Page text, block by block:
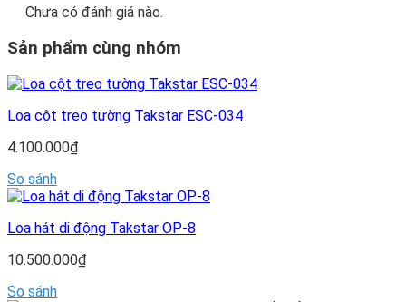
Chưa có đánh giá nào.
Sản phẩm cùng nhóm
Loa cột treo tường Takstar ESC-034
4.100.000₫
So sánh
Loa hát di động Takstar OP-8
10.500.000₫
So sánh